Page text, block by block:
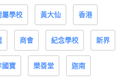
屬學校 黃大仙 香港
商會 紀念學校 新界
國寶 樂善堂 迦南